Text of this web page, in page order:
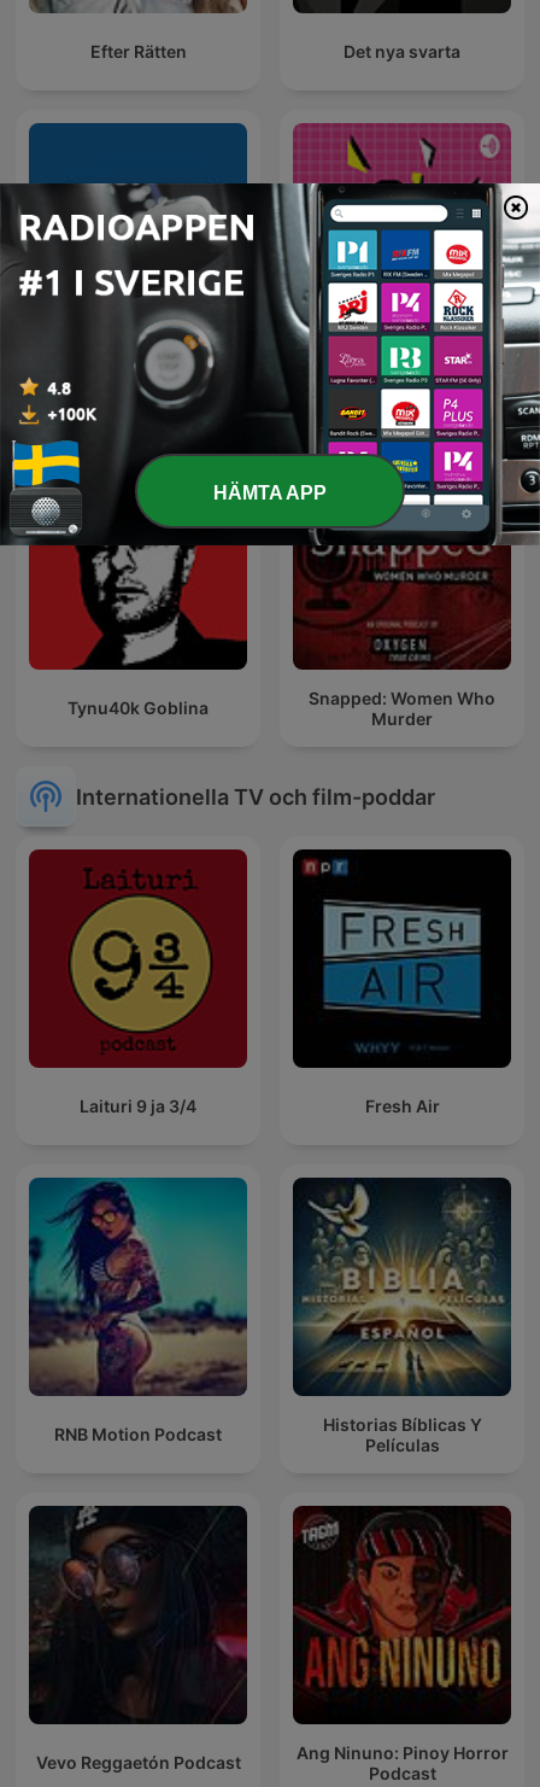
Efter Rätten Det nya svarta
Cinema Iran The 90's Hollywood
Tynu40k Goblina
Snapped: Women Who
Murder
Internationella TV och film-poddar
Laituri 9 ja 3/4 Fresh Air
RNB Motion Podcast
Historias Bíblicas Y
Películas
Vevo Reggaetón Podcast
Ang Ninuno: Pinoy Horror
Podcast
HÄMTA APP